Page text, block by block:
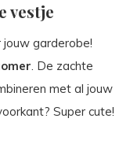
vestje
garderobe!
. De zachte
met al jouw
Super cute!